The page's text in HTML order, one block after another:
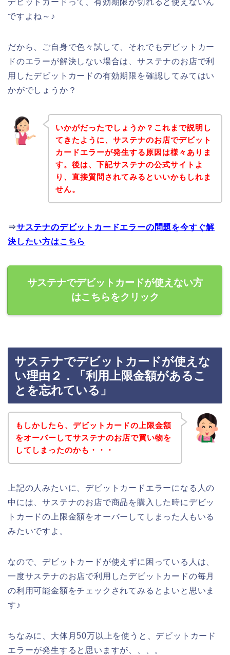
デビットカードって、有効期限が切れると使えないん
ですよね～♪
だから、ご自身で色々試して、それでもデビットカー
ドのエラーが解決しない場合は、サステナのお店で利
用したデビットカードの有効期限を確認してみてはい
かがでしょうか？
いかがだったでしょうか？これまで説明し
てきたように、サステナのお店でデビット
カードエラーが発生する原因は様々ありま
す。後は、下記サステナの公式サイトよ
り、直接質問されてみるといいかもしれま
せん。
⇒サステナのデビットカードエラーの問題を今すぐ解
決したい方はこちら
サステナでデビットカードが使えない方
はこちらをクリック
サステナでデビットカードが使えな
い理由２．「利用上限金額があるこ
とを忘れている」
もしかしたら、デビットカードの上限金額
をオーバーしてサステナのお店で買い物を
してしまったのかも・・・
上記の人みたいに、デビットカードエラーになる人の
中には、サステナのお店で商品を購入した時にデビッ
トカードの上限金額をオーバーしてしまった人もいる
みたいですよ。
なので、デビットカードが使えずに困っている人は、
一度サステナのお店で利用したデビットカードの毎月
の利用可能金額をチェックされてみるとよいと思いま
す♪
ちなみに、大体月50万以上を使うと、デビットカード
エラーが発生すると思いますが、、、。